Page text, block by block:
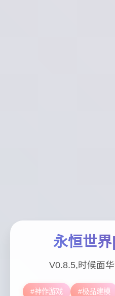
永恒世
V0.8.5,时候面
#神作游戏 #极品建模